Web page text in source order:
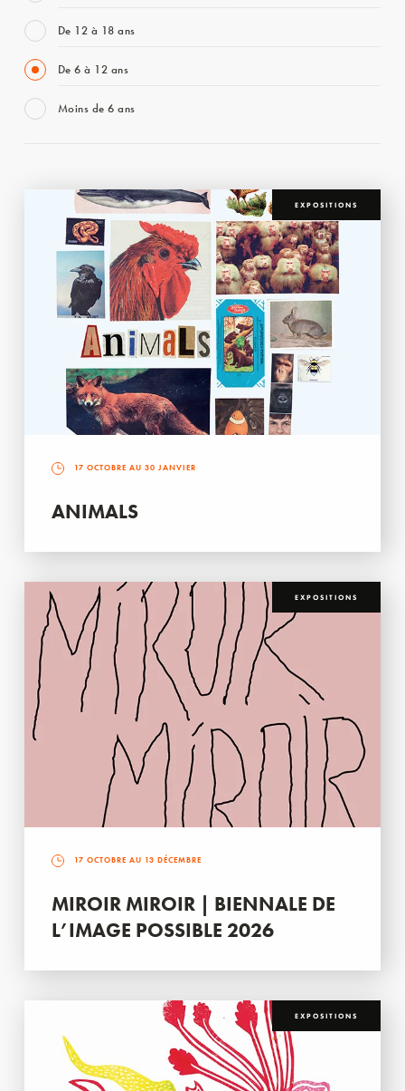
De 12 à 18 ans
De 6 à 12 ans
Moins de 6 ans
EXPOSITIONS
17 OCTOBRE AU 30 JANVIER
ANIMALS
EXPOSITIONS
17 OCTOBRE AU 13 DÉCEMBRE
MIROIR MIROIR | BIENNALE DE
L’IMAGE POSSIBLE 2026
EXPOSITIONS